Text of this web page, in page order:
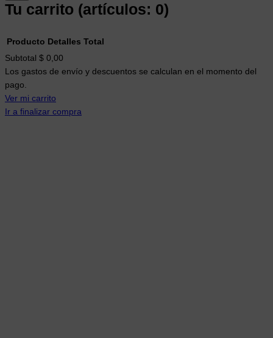
Tu carrito (artículos: 0)
Productos
del
carrito
Producto Detalles Total
Subtotal $ 0,00
Los gastos de envío y descuentos se calculan en el momento del
pago.
Ver mi carrito
Ir a finalizar compra